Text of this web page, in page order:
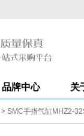
品牌中心 关
> SMC手指气缸MHZ2-